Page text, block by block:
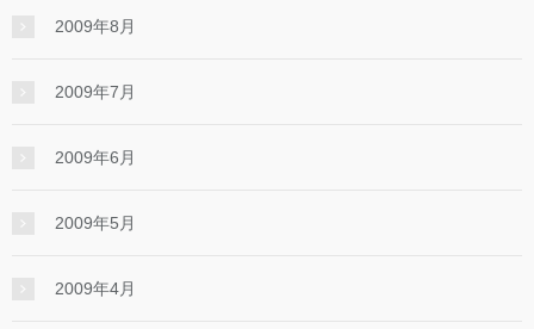
2009年8月
2009年7月
2009年6月
2009年5月
2009年4月